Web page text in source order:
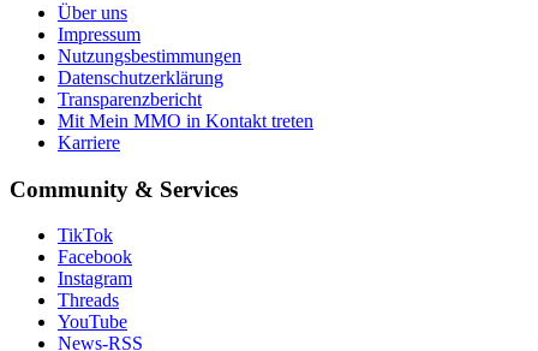
Über uns
Impressum
Nutzungsbestimmungen
Datenschutzerklärung
Transparenzbericht
Mit Mein MMO in Kontakt treten
Karriere
Community & Services
TikTok
Facebook
Instagram
Threads
YouTube
News-RSS